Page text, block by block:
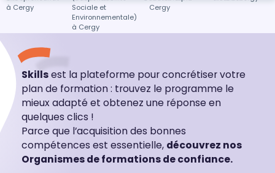
à Cergy
Sociale et
Environnementale)
à Cergy
Cergy
Skillsest la plateforme pour concrétiser votre
plan de formation : trouvez le programme le
mieux adapté et obtenez une réponse en
quelques clics !
Parce que l’acquisition des bonnes
compétences est essentielle, découvrez nos
Organismes de formations de confiance.